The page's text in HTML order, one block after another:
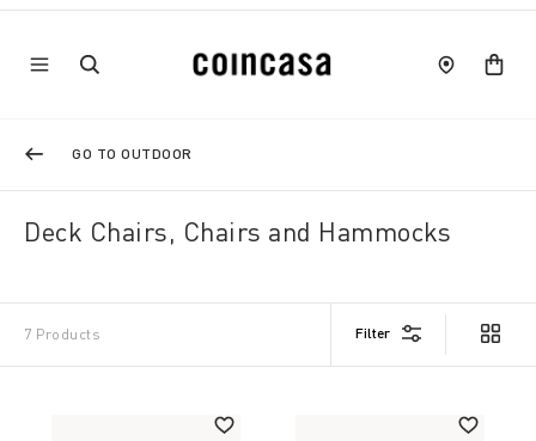
GO TO OUTDOOR
Deck Chairs, Chairs and Hammocks
7 Products Filter